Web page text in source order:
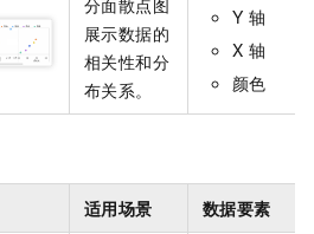
分面散点图
展示数据的
相关性和分
布关系。
Y 轴
X 轴
颜色
适用场景 数据要素